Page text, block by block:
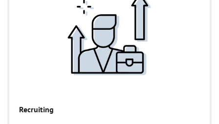
Recruiting